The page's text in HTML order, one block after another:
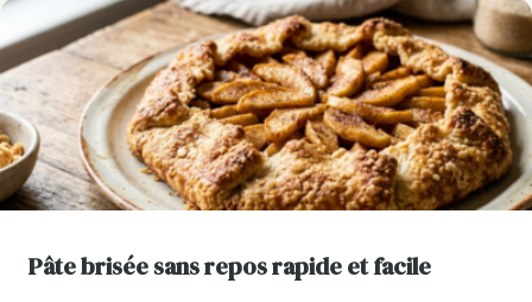
Pâte brisée sans repos rapide et facile